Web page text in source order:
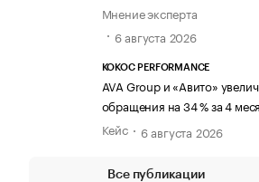
Мнение эксперта
6 августа 2026
KOKOC PERFORMANCE
AVA Group и «Авито»
обращения на 34 % за 4
Кейс
6 августа 2026
Все публикации